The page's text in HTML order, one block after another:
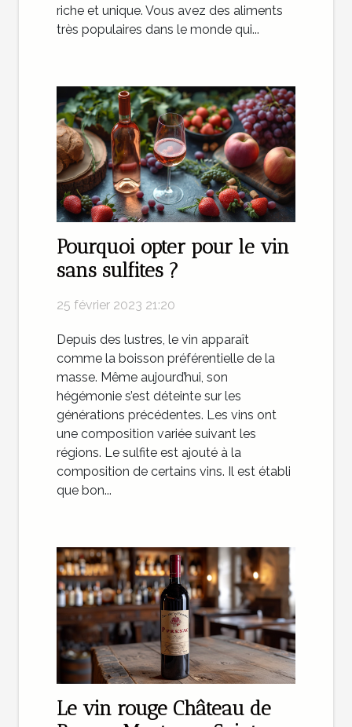
riche et unique. Vous avez des aliments
très populaires dans le monde qui...
Pourquoi opter pour le vin
sans sulfites ?
25 février 2023 21:20
Depuis des lustres, le vin apparaît
comme la boisson préférentielle de la
masse. Même aujourd’hui, son
hégémonie s’est déteinte sur les
générations précédentes. Les vins ont
une composition variée suivant les
régions. Le sulfite est ajouté à la
composition de certains vins. Il est établi
que bon...
Le vin rouge Château de